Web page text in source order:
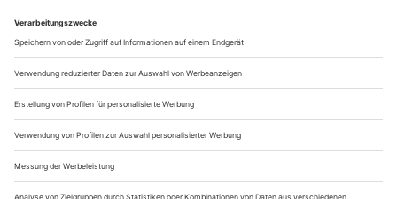
eines anderen sterben. Im Beichtstuhl kündigt ein Mann
Priester James Lavelle an, ihn in sieben Tagen zu ermorden –
um sich zu rächen...
Vorschau-Impressum
Der Sommer naht, die Festivalsaison rollt an. Den Anfang
macht das Brüsseler Kunsten­festival, das jährliche Hochamt
der internationalen Performance-Kunst